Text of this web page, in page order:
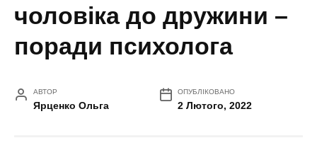
чоловіка до дружини –
поради психолога
АВТОР
Ярценко Ольга
ОПУБЛІКОВАНО
2 Лютого, 2022